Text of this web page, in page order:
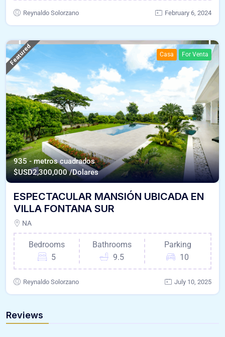
Reynaldo Solorzano February 6, 2024
Featured Casa For Venta
935 - metros cuadrados
$USD2,300,000 /Dolares
ESPECTACULAR MANSIÓN UBICADA EN
VILLA FONTANA SUR
NA
Bedrooms
5
Bathrooms
9.5
Parking
10
Reynaldo Solorzano July 10, 2025
Reviews